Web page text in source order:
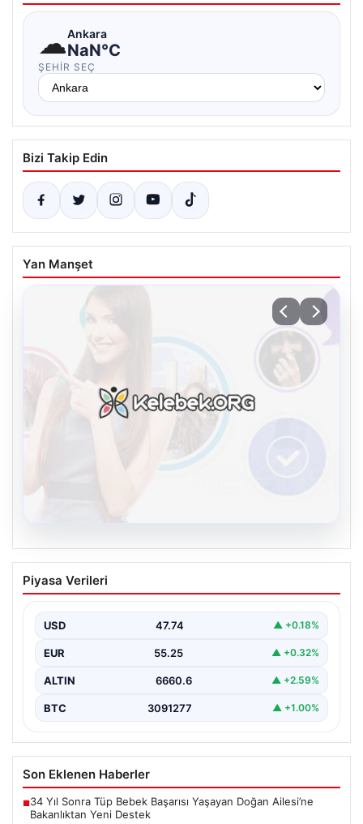
☁Ankara
NaN°C
ŞEHIR SEÇ
Bizi Takip Edin
Yan Manşet
Kelebek sohbet platformu İle Dijital
İletişimin Seviyeli Adresi Ve Sohbet
Dijital ortamında insanların seviyeli bir şekilde iletişim
Piyasa Verileri
USD 47.74 ▲ +0.18%
EUR 55.25 ▲ +0.32%
ALTIN 6660.6 ▲ +2.59%
BTC 3091277 ▲ +1.00%
Son Eklenen Haberler
■34 Yıl Sonra Tüp Bebek Başarısı Yaşayan Doğan Ailesi’ne
Bakanlıktan Yeni Destek